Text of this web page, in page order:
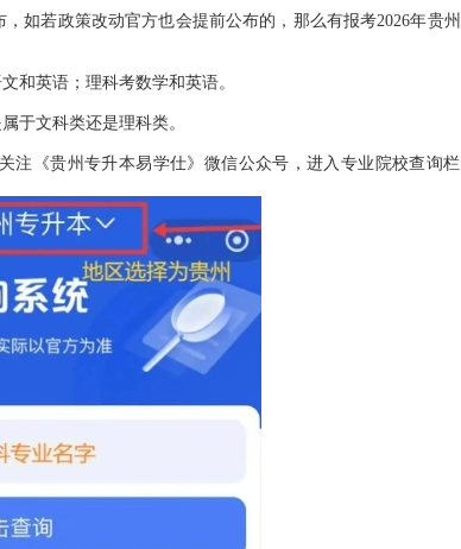
若政策改动官方也会提前公布的，那么有报考2026年贵
英语；理科考数学和英语。
文科类还是理科类。
《贵州专升本易学仕》微信公众号，进入专业院校查询